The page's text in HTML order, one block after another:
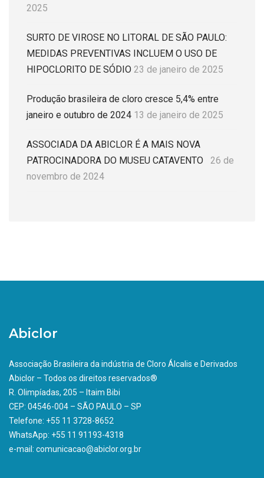
2025
SURTO DE VIROSE NO LITORAL DE SÃO PAULO:
MEDIDAS PREVENTIVAS INCLUEM O USO DE
HIPOCLORITO DE SÓDIO 23 de janeiro de 2025
Produção brasileira de cloro cresce 5,4% entre
janeiro e outubro de 2024 13 de janeiro de 2025
ASSOCIADA DA ABICLOR É A MAIS NOVA
PATROCINADORA DO MUSEU CATAVENTO
26 de
novembro de 2024
Abiclor
Associação Brasileira da indústria de Cloro Álcalis e Derivados
Abiclor – Todos os direitos reservados®
R. Olimpíadas, 205 – Itaim Bibi
CEP: 04546-004 – SÃO PAULO – SP
Telefone: +55 11 3728-8652
WhatsApp: +55 11 91193-4318
e-mail: comunicacao@abiclor.org.br